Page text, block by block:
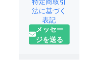
ス」を目指
し、開発を
進めてきま
した。
法に基づく
表記
メッセー
ジを送る